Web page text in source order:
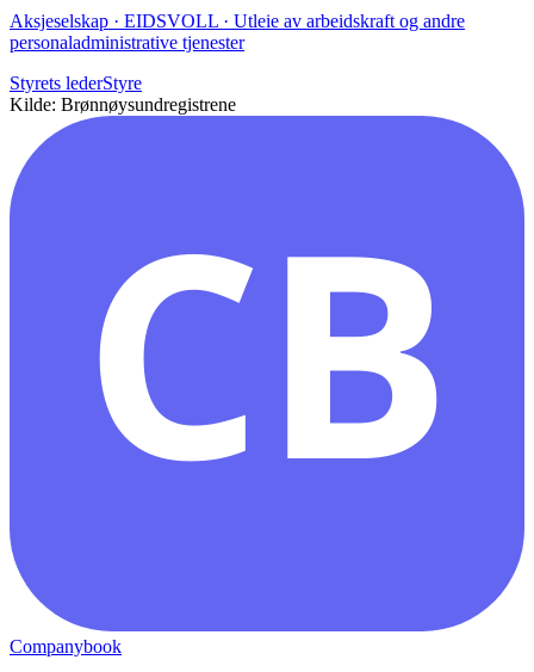
Aksjeselskap · EIDSVOLL · Utleie av arbeidskraft og andre
personaladministrative tjenester
Styrets lederStyre
Kilde: Brønnøysundregistrene
CB
Companybook